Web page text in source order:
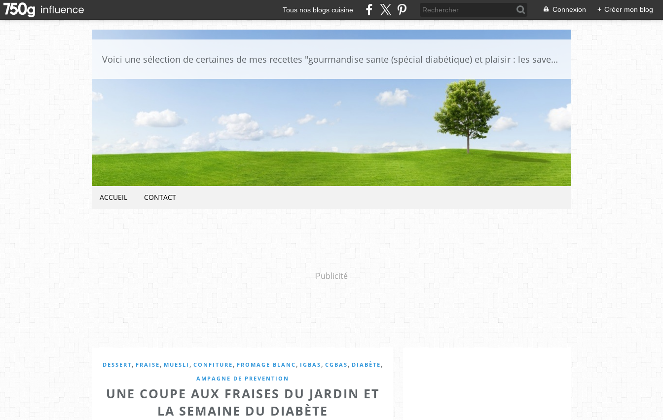
Tous nos blogs cuisine Connexion + Créer mon blog
Voici une sélection de certaines de mes recettes "gourmandise sante (spécial diabétique) et plaisir : les saveurs simples retrouvées, plaisir des yeux.
ACCUEIL CONTACT
Publicité
DESSERT, FRAISE , MUESLI , CONFITURE , FROMAGE BLANC , IGBAS , CGBAS , DIABÈTE ,
AMPAGNE DE PREVENTION
UNE COUPE AUX FRAISES DU JARDIN ET
LA SEMAINE DU DIABÈTE